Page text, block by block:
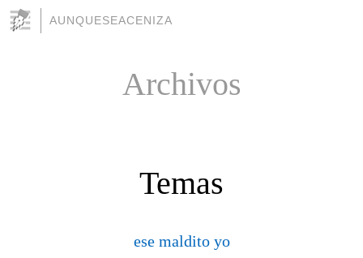
AUNQUESEACENIZA
Archivos
Temas
ese maldito yo